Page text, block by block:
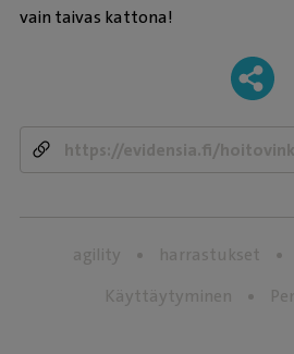
vain taivas kattona!
-
agility harrastukset
Käyttäytyminen